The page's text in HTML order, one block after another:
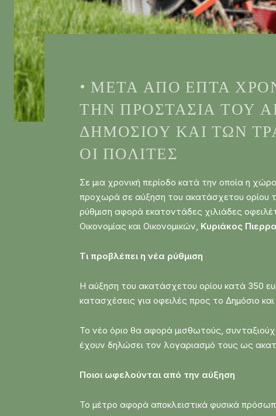
• ΜΕΤΆ ΑΠΌ ΕΠΤΆ
ΤΗΝ ΠΡΟΣΤΑΣΊΑ ΤΟΥ
ΔΗΜΟΣΊΟΥ ΚΑΙ ΤΩΝ
ΟΙ ΠΟΛΊΤΕΣ
Σε μια χρονική περίοδο κατά την οποία η
προχωρά σε αύξηση του ακατάσχετου ορίου
ρύθμιση αφορά εκατοντάδες χιλιάδες
Οικονομίας και Οικονομικών, Κυριάκος
Τι προβλέπει η νέα ρύθμιση
Η αύξηση του ακατάσχετου ορίου κατά 350
κατασχέσεις για οφειλές προς το Δημόσιο
Το νέο όριο θα αφορά μισθωτούς,
έχουν δηλώσει τον λογαριασμό τους ως
Ποιοι ωφελούνται από την αύξηση
Το μέτρο αφορά αποκλειστικά φυσικά